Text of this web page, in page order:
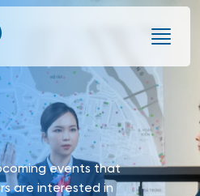
events that
are interested in